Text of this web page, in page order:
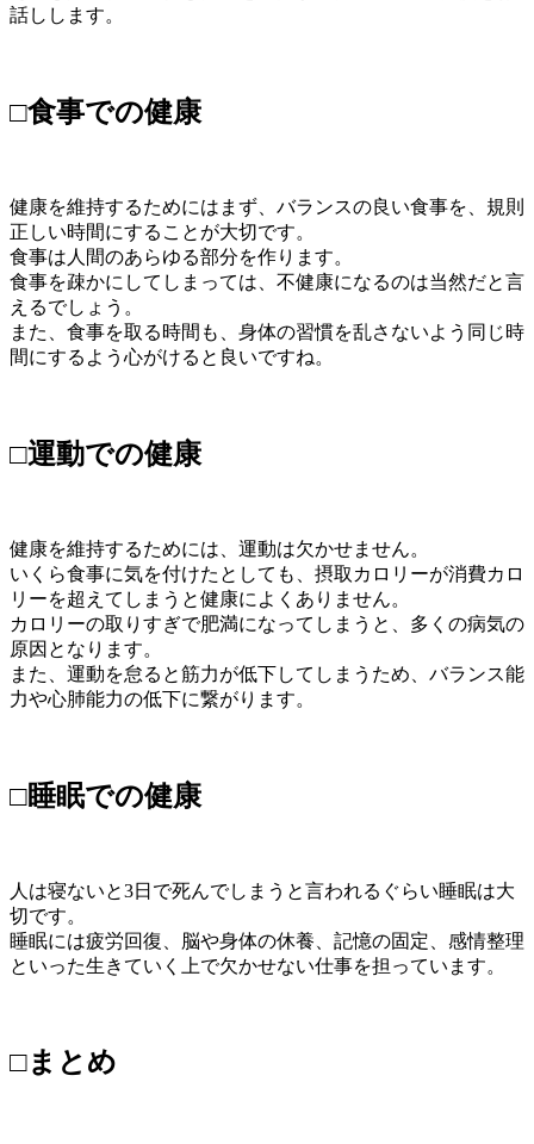
話しします。
□食事での健康
健康を維持するためにはまず、バランスの良い食事を、規則
正しい時間にすることが大切です。
食事は人間のあらゆる部分を作ります。
食事を疎かにしてしまっては、不健康になるのは当然だと言
えるでしょう。
また、食事を取る時間も、身体の習慣を乱さないよう同じ時
間にするよう心がけると良いですね。
□運動での健康
健康を維持するためには、運動は欠かせません。
いくら食事に気を付けたとしても、摂取カロリーが消費カロ
リーを超えてしまうと健康によくありません。
カロリーの取りすぎで肥満になってしまうと、多くの病気の
原因となります。
また、運動を怠ると筋力が低下してしまうため、バランス能
力や心肺能力の低下に繋がります。
□睡眠での健康
人は寝ないと3日で死んでしまうと言われるぐらい睡眠は大
切です。
睡眠には疲労回復、脳や身体の休養、記憶の固定、感情整理
といった生きていく上で欠かせない仕事を担っています。
□まとめ